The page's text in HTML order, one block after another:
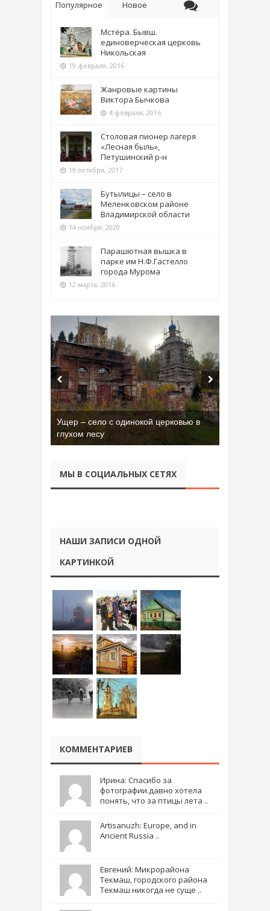
Популярное Новое
Мстёра. Бывш.
единоверческая церковь
Никольская
19 февраля, 2016
Жанровые картины
Виктора Бычкова
4 февраля, 2016
Столовая пионер лагеря
«Лесная быль»,
Петушинский р-н
19 октября, 2017
Бутылицы – село в
Меленковском районе
Владимирской области
14 ноября, 2020
Парашютная вышка в
парке им Н.Ф.Гастелло
города Мурома
12 марта, 2016
Ущер – село с одинокой церковью в
глухом лесу
МЫ В СОЦИАЛЬНЫХ СЕТЯХ
НАШИ ЗАПИСИ ОДНОЙ
КАРТИНКОЙ
КОММЕНТАРИЕВ
Ирина: Спасибо за
фотографии.давно хотела
понять, что за птицы лета ..
Artisanuzh: Europe, and in
Ancient Russia ..
Евгений: Микрорайона
Текмаш, городского района
Текмаш никогда не суще ..